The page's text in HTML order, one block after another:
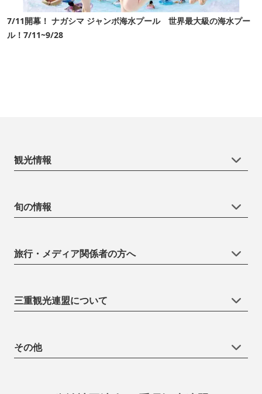
7/11開幕！ ナガシマ ジャンボ海水プール 世界最大級の海水プー
ル！7/11~9/28
観光情報
旬の情報
旅行・メディア関係者の方へ
三重観光連盟について
その他